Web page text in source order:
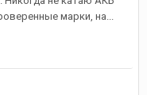
марки, на...